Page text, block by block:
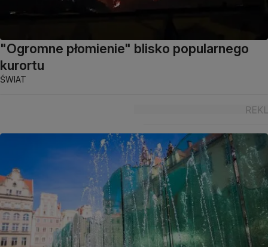
"Ogromne płomienie" blisko popularnego
kurortu
ŚWIAT